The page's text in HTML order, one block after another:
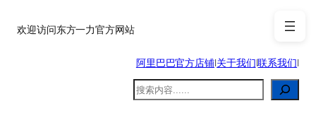
至欢迎访问东方一力官方网站
阿里巴巴官方店铺|关于我们|联系我们|
搜
索